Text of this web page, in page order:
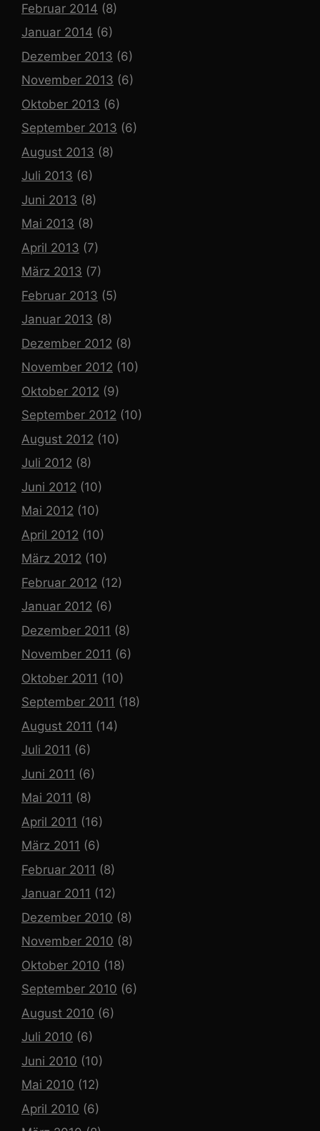
Februar 2014 (8)
Januar 2014 (6)
Dezember 2013 (6)
November 2013 (6)
Oktober 2013 (6)
September 2013 (6)
August 2013 (8)
Juli 2013 (6)
Juni 2013 (8)
Mai 2013 (8)
April 2013 (7)
März 2013 (7)
Februar 2013 (5)
Januar 2013 (8)
Dezember 2012 (8)
November 2012 (10)
Oktober 2012 (9)
September 2012 (10)
August 2012 (10)
Juli 2012 (8)
Juni 2012 (10)
Mai 2012 (10)
April 2012 (10)
März 2012 (10)
Februar 2012 (12)
Januar 2012 (6)
Dezember 2011 (8)
November 2011 (6)
Oktober 2011 (10)
September 2011 (18)
August 2011 (14)
Juli 2011 (6)
Juni 2011 (6)
Mai 2011 (8)
April 2011 (16)
März 2011 (6)
Februar 2011 (8)
Januar 2011 (12)
Dezember 2010 (8)
November 2010 (8)
Oktober 2010 (18)
September 2010 (6)
August 2010 (6)
Juli 2010 (6)
Juni 2010 (10)
Mai 2010 (12)
April 2010 (6)